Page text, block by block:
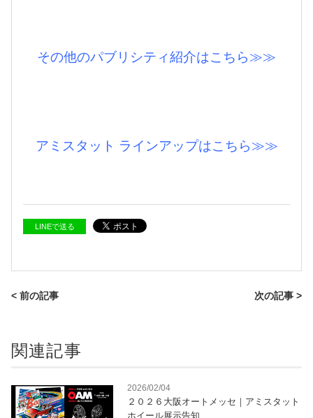
その他のパブリシティ紹介はこちら≫≫
アミスタット ラインアップはこちら≫≫
LINEで送る
< 前の記事 次の記事 >
関連記事
2026/02/04
２０２６大阪オートメッセ｜アミスタット
ホイール展示告知